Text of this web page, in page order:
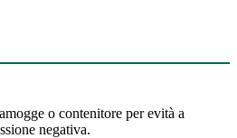
o contenitore per evità a
negativa.